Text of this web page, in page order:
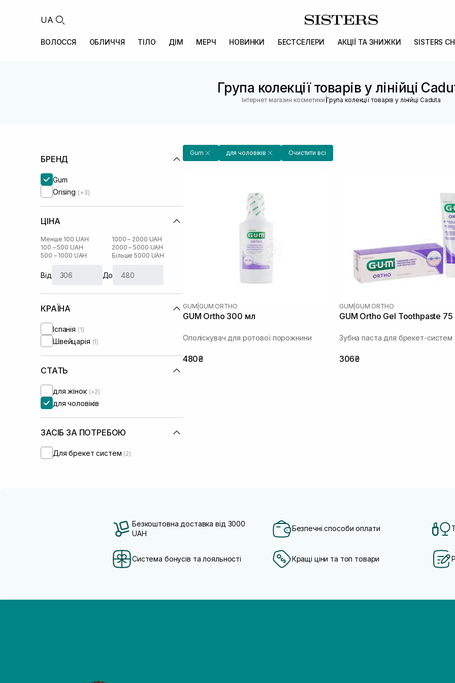
UA
ВОЛОССЯ ОБЛИЧЧЯ ТІЛО ДІМ МЕРЧ НОВИНКИ БЕСТСЕЛЕРИ АКЦІЇ ТА ЗНИЖКИ SISTERS
Група колекції товарів у лінійці
Інтернет магазин косметики |Група колекції товарів у лінійці Caduta
БРЕНД
Gum
Orising (+3)
ЦІНА
Менше 100 UAH
100 – 500 UAH
500 – 1000 UAH
1000 – 2000 UAH
2000 – 5000 UAH
Більше 5000 UAH
Від До
КРАЇНА
Іспанія (1)
Швейцарія (1)
СТАТЬ
для жінок (+2)
для чоловіків
ЗАСІБ ЗА ПОТРЕБОЮ
Для брекет систем (2)
Gum для чоловіків Очистити всі
GUM GUM ORTHO
GUM Ortho 300 мл
Ополіскувач для ротової порожнини
480₴
GUM GUM ORTHO
GUM Ortho Gel Toothpaste
Зубна паста для брекет-систем
306₴
Безкоштовна доставка від 3000
UAH
Безпечні способи оплати
Система бонусів та лояльності Кращі ціни та топ товари